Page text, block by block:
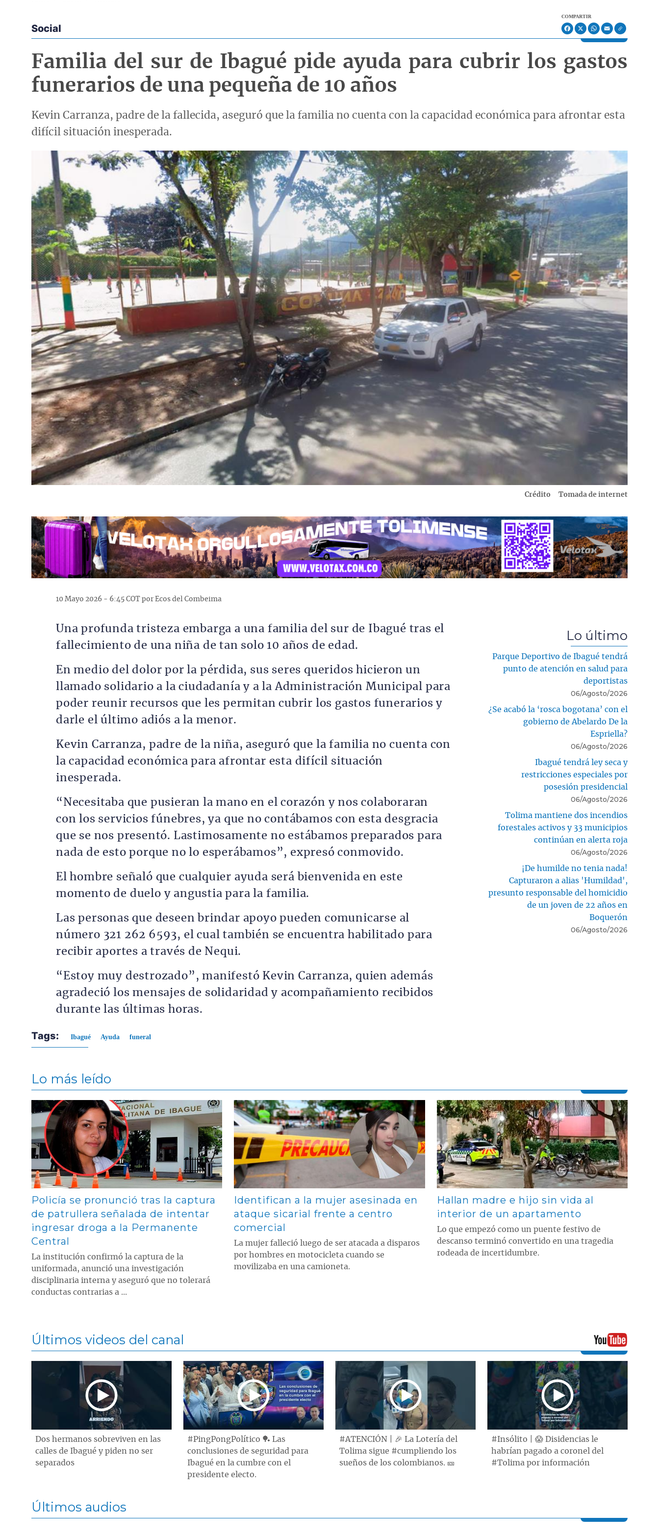
Econoticias y Eventos
Social
COMPARTIR
Facebook
X WhatsApp
Email
Familia del sur de Ibagué pide ayuda para cubrir los gastos
funerarios de una pequeña de 10 años
Kevin Carranza, padre de la fallecida, aseguró que la familia no cuenta con la capacidad económica para afrontar esta
difícil situación inesperada.
Imagen
Crédito Tomada de internet
10 Mayo 2026 - 6:45 COT por Ecos del Combeima
Una profunda tristeza embarga a una familia del sur de Ibagué tras el
fallecimiento de una niña de tan solo 10 años de edad.
En medio del dolor por la pérdida, sus seres queridos hicieron un
llamado solidario a la ciudadanía y a la Administración Municipal para
poder reunir recursos que les permitan cubrir los gastos funerarios y
darle el último adiós a la menor.
Kevin Carranza, padre de la niña, aseguró que la familia no cuenta con
la capacidad económica para afrontar esta difícil situación
inesperada.
“Necesitaba que pusieran la mano en el corazón y nos colaboraran
con los servicios fúnebres, ya que no contábamos con esta desgracia
que se nos presentó. Lastimosamente no estábamos preparados para
nada de esto porque no lo esperábamos”, expresó conmovido.
El hombre señaló que cualquier ayuda será bienvenida en este
momento de duelo y angustia para la familia.
Las personas que deseen brindar apoyo pueden comunicarse al
número 321 262 6593, el cual también se encuentra habilitado para
recibir aportes a través de Nequi.
“Estoy muy destrozado”, manifestó Kevin Carranza, quien además
agradeció los mensajes de solidaridad y acompañamiento recibidos
durante las últimas horas.
Lo último
Parque Deportivo de Ibagué tendrá
punto de atención en salud para
deportistas
06/Agosto/2026
¿Se acabó la ‘rosca bogotana’ con el
gobierno de Abelardo De la
Espriella?
06/Agosto/2026
Ibagué tendrá ley seca y
restricciones especiales por
posesión presidencial
06/Agosto/2026
Tolima mantiene dos incendios
forestales activos y 33 municipios
continúan en alerta roja
06/Agosto/2026
¡De humilde no tenia nada!
Capturaron a alias 'Humildad',
presunto responsable del homicidio
de un joven de 22 años en
Boquerón
06/Agosto/2026
Tags: Ibagué Ayuda funeral
Lo más leído
Contenido multimedia principal
Policía se pronunció tras la captura
de patrullera señalada de intentar
ingresar droga a la Permanente
Central
La institución confirmó la captura de la
uniformada, anunció una investigación
disciplinaria interna y aseguró que no tolerará
conductas contrarias a ...
Contenido multimedia principal
Identifican a la mujer asesinada en
ataque sicarial frente a centro
comercial
La mujer falleció luego de ser atacada a disparos
por hombres en motocicleta cuando se
movilizaba en una camioneta.
Contenido multimedia principal
Hallan madre e hijo sin vida al
interior de un apartamento
Lo que empezó como un puente festivo de
descanso terminó convertido en una tragedia
rodeada de incertidumbre.
Últimos videos del canal
Dos hermanos sobreviven en las
calles de Ibagué y piden no ser
separados
#PingPongPolítico 🏓 Las
conclusiones de seguridad para
Ibagué en la cumbre con el
presidente electo.
#ATENCIÓN | 🎉 La Lotería del
Tolima sigue #cumpliendo los
sueños de los colombianos. 🎫
#Insólito | 😱 Disidencias le
habrían pagado a coronel del
#Tolima por información
Últimos audios